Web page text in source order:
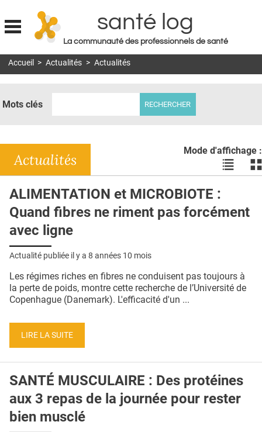
Jump to navigation
santé log
La communauté des professionnels de santé
MON COMPTE
DOSSIERS
RÉSEAUX
E-REVUE SAD
L'APP
PUBLICITÉ
CONTACT
Accueil > Actualités > Actualités
Mots clés
Mode d'affichage :
Voir
les
liste
les
Actualités
ALIMENTATION et MICROBIOTE :
Quand fibres ne riment pas forcément
avec ligne
Actualité publiée il y a 8 années 10 mois
Les régimes riches en fibres ne conduisent pas toujours à
la perte de poids, montre cette recherche de l’Université de
Copenhague (Danemark). L'efficacité d'un ...
LIRE LA SUITE
SANTÉ MUSCULAIRE : Des protéines
aux 3 repas de la journée pour rester
bien musclé